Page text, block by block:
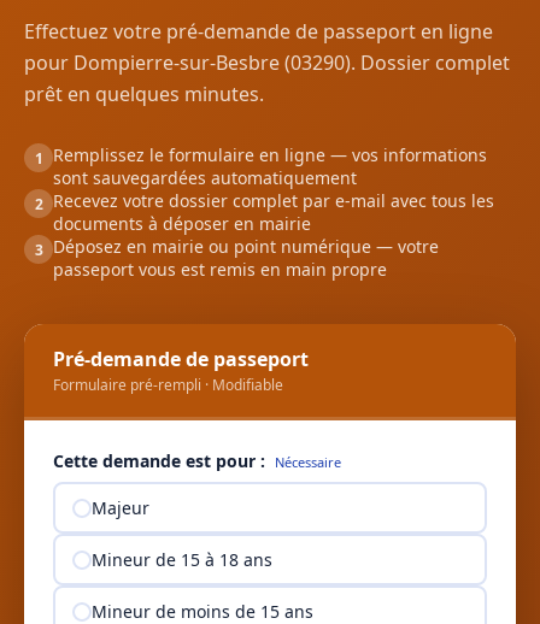
Effectuez votre pré-demande de passeport en ligne
pour Dompierre-sur-Besbre (03290). Dossier complet
prêt en quelques minutes.
1
Remplissez le formulaire en ligne — vos informations
sont sauvegardées automatiquement
2 Recevez votre dossier complet par e-mail avec tous les
documents à déposer en mairie
3 Déposez en mairie ou point numérique — votre
passeport vous est remis en main propre
Pré-demande de passeport
Formulaire pré-rempli · Modifiable
Cette demande est pour : Nécessaire
Majeur
Mineur de 15 à 18 ans
Mineur de moins de 15 ans